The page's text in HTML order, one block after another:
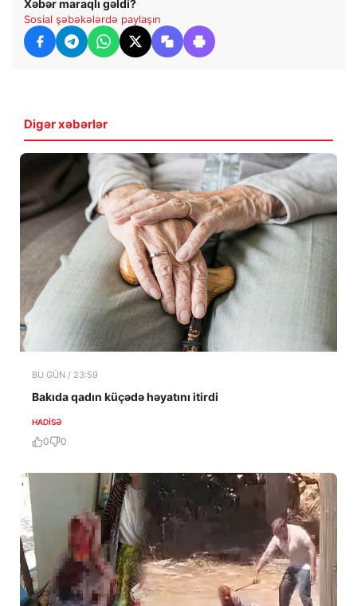
Xəbər maraqlı gəldi?
Sosial şəbəkələrdə paylaşın
Digər xəbərlər
BU GÜN / 23:59
Bakıda qadın küçədə həyatını itirdi
HADISƏ
0 0